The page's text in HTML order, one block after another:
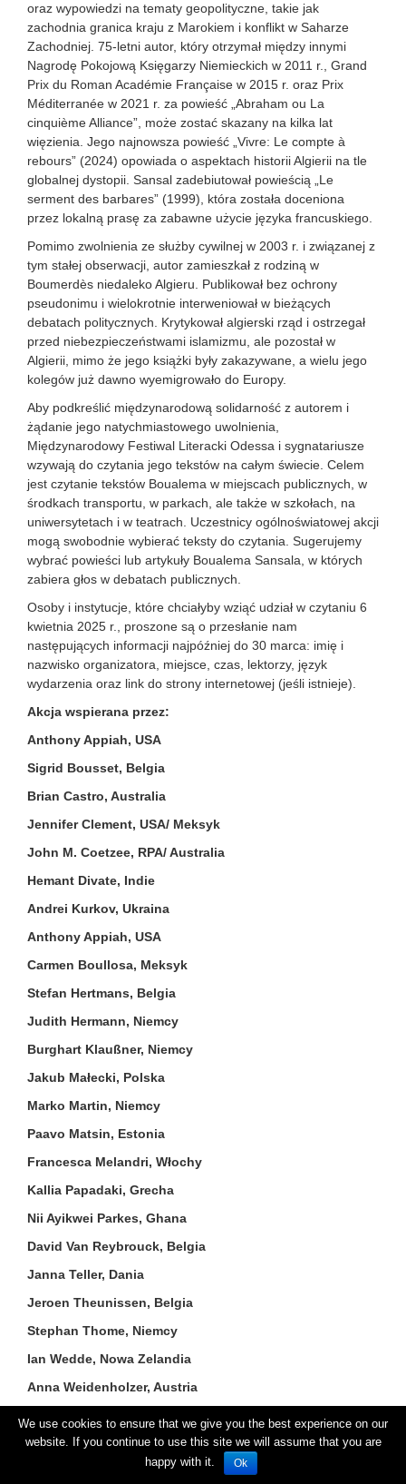
oraz wypowiedzi na tematy geopolityczne, takie jak
zachodnia granica kraju z Marokiem i konflikt w Saharze
Zachodniej. 75-letni autor, który otrzymał między innymi
Nagrodę Pokojową Księgarzy Niemieckich w 2011 r., Grand
Prix du Roman Académie Française w 2015 r. oraz Prix
Méditerranée w 2021 r. za powieść „Abraham ou La
cinquième Alliance”, może zostać skazany na kilka lat
więzienia. Jego najnowsza powieść „Vivre: Le compte à
rebours” (2024) opowiada o aspektach historii Algierii na tle
globalnej dystopii. Sansal zadebiutował powieścią „Le
serment des barbares” (1999), która została doceniona
przez lokalną prasę za zabawne użycie języka francuskiego.
Pomimo zwolnienia ze służby cywilnej w 2003 r. i związanej z
tym stałej obserwacji, autor zamieszkał z rodziną w
Boumerdès niedaleko Algieru. Publikował bez ochrony
pseudonimu i wielokrotnie interweniował w bieżących
debatach politycznych. Krytykował algierski rząd i ostrzegał
przed niebezpieczeństwami islamizmu, ale pozostał w
Algierii, mimo że jego książki były zakazywane, a wielu jego
kolegów już dawno wyemigrowało do Europy.
Aby podkreślić międzynarodową solidarność z autorem i
żądanie jego natychmiastowego uwolnienia,
Międzynarodowy Festiwal Literacki Odessa i sygnatariusze
wzywają do czytania jego tekstów na całym świecie. Celem
jest czytanie tekstów Boualema w miejscach publicznych, w
środkach transportu, w parkach, ale także w szkołach, na
uniwersytetach i w teatrach. Uczestnicy ogólnoświatowej akcji
mogą swobodnie wybierać teksty do czytania. Sugerujemy
wybrać powieści lub artykuły Boualema Sansala, w których
zabiera głos w debatach publicznych.
Osoby i instytucje, które chciałyby wziąć udział w czytaniu 6
kwietnia 2025 r., proszone są o przesłanie nam
następujących informacji najpóźniej do 30 marca: imię i
nazwisko organizatora, miejsce, czas, lektorzy, język
wydarzenia oraz link do strony internetowej (jeśli istnieje).
Akcja wspierana przez:
Anthony Appiah, USA
Sigrid Bousset, Belgia
Brian Castro, Australia
Jennifer Clement, USA/ Meksyk
John M. Coetzee, RPA/ Australia
Hemant Divate, Indie
Andrei Kurkov, Ukraina
Anthony Appiah, USA
Carmen Boullosa, Meksyk
Stefan Hertmans, Belgia
Judith Hermann, Niemcy
Burghart Klaußner, Niemcy
Jakub Małecki, Polska
Marko Martin, Niemcy
Paavo Matsin, Estonia
Francesca Melandri, Włochy
Kallia Papadaki, Grecha
Nii Ayikwei Parkes, Ghana
David Van Reybrouck, Belgia
Janna Teller, Dania
Jeroen Theunissen, Belgia
Stephan Thome, Niemcy
Ian Wedde, Nowa Zelandia
Anna Weidenholzer, Austria
Yang Lian, Chiny/ Wielka Brytania
Haris Vlavianos, Grecja
We use cookies to ensure that we give you the best experience on our
website. If you continue to use this site we will assume that you are
happy with it.
Ok